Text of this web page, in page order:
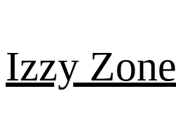
content
Izzy Zone